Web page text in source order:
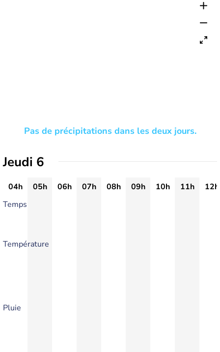
Pas de précipitations dans les deux jours.
Jeudi 6
04h 05h 06h 07h 08h 09h 10h 11h
12h
Temps
Température
Pluie